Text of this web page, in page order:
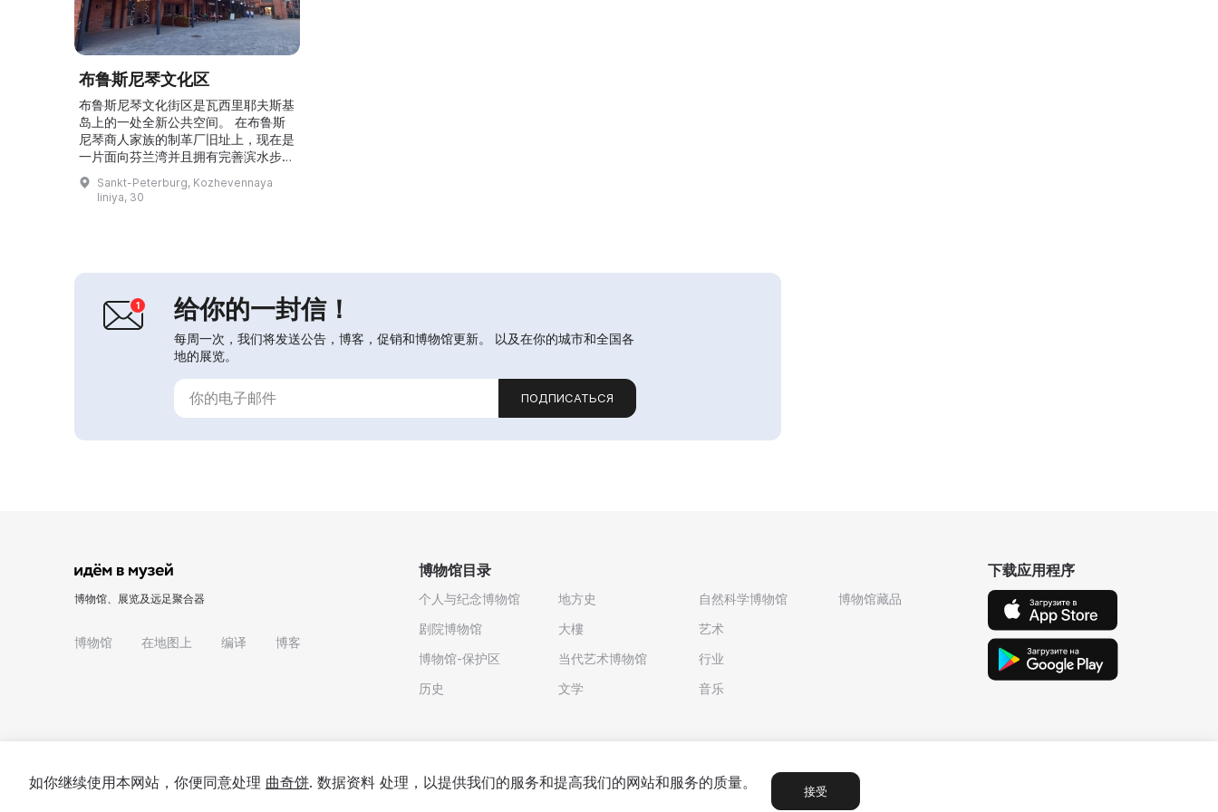
布鲁斯尼琴文化区
布鲁斯尼琴文化街区是瓦西里耶夫斯基
岛上的一处全新公共空间。 在布鲁斯
尼琴商人家族的制革厂旧址上，现在是
一片面向芬兰湾并且拥有完善滨水步道
的开放区域。这里举办展览、节庆和音
乐会，入驻了概念酒吧与餐厅。 我们
的入驻方包括：Арт-Центр展览厅、
众多机构。...
Sankt-Peterburg, Kozhevennaya
liniya, 30
给你的一封信！
每周一次，我们将发送公告，博客，促销和博物馆更新。 以及在你的城市和全国各
地的展览。
ПОДПИСАТЬСЯ
博物馆、展览及远足聚合器
博物馆 在地图上 编译 博客
博物馆目录
个人与纪念博物馆
剧院博物馆
博物馆-保护区
历史
地方史
大樓
当代艺术博物馆
文学
自然科学博物馆
艺术
行业
音乐
博物馆藏品
下载应用程序
如你继续使用本网站，你便同意处理 曲奇饼. 数据资料 处理，以提供我们的服务和提高我们的网站和服务的质量。 接受